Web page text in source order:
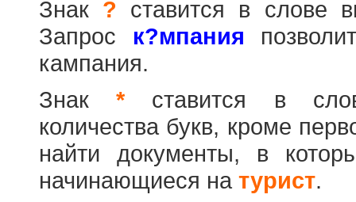
Знак ? ставится в слове
Запрос к?мпания
кампания.
Знак* ставится в
количества букв, кроме
найти документы, в
начинающиеся на турист.